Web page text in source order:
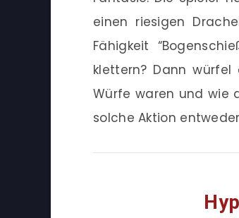
einen riesigen
Fähigkeit
klettern? Dann
Würfe waren und wie
solche Aktion